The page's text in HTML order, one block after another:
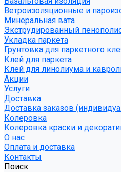
Ветроизоляционные и
Минеральная вата
Экструдированный
Укладка паркета
Грунтовка для паркетного
Клей для паркета
Клей для линолиума и
Акции
Услуги
Доставка
Доставка заказов
Колеровка
Колеровка краски и
О нас
Оплата и доставка
Контакты
Поиск